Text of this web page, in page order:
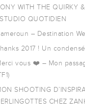
WITH THE QUIRKY
QUOTIDIEN
– Destination
2017 ! Un
vous ❤️ – Mon
SHOOTING
CHEZ